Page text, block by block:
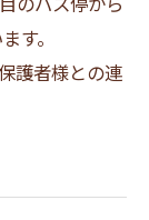
す。
護者様との連